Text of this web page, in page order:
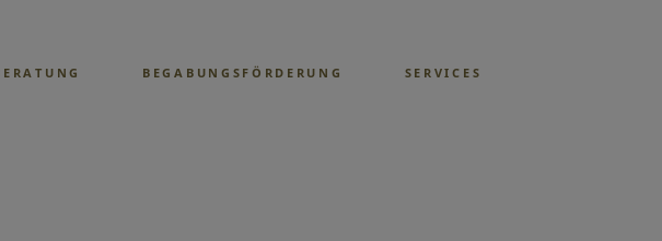
BEGABUNGSFÖRDERUNG SERVICES